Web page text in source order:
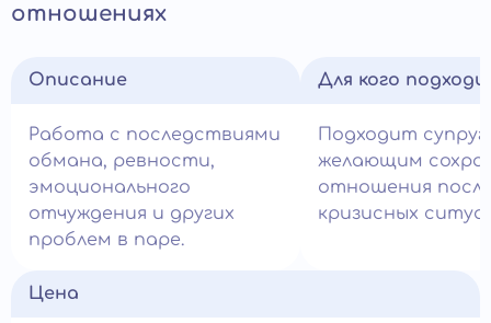
отношениях
Описание
Работа с последствиями
обмана, ревности,
эмоционального
отчуждения и других
проблем в паре.
Для кого
Подходит
желающим
отношения
кризисных
Цена